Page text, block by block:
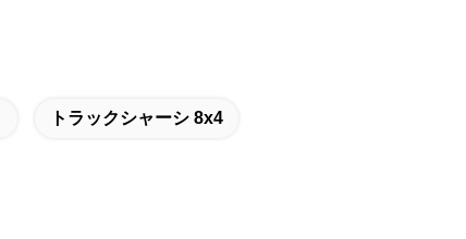
トラックシャーシ 8x4